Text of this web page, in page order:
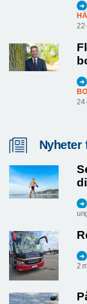
22
24
Nyheter
2